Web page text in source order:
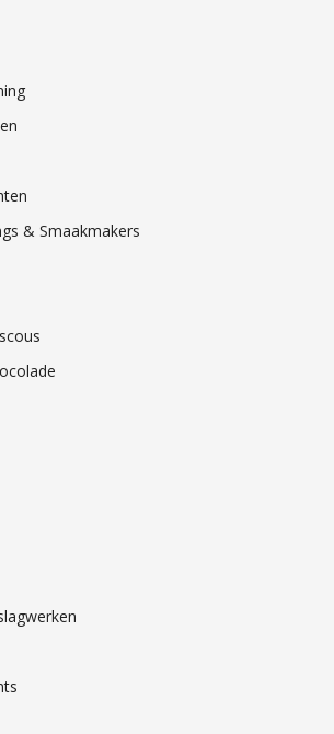
& Smaakmakers